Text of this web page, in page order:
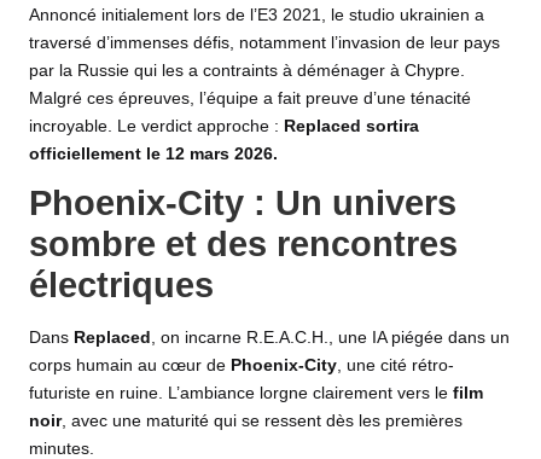
Annoncé initialement lors de l’E3 2021, le studio ukrainien a
traversé d’immenses défis, notamment l’invasion de leur pays
par la Russie qui les a contraints à déménager à Chypre.
Malgré ces épreuves, l’équipe a fait preuve d’une ténacité
incroyable. Le verdict approche : Replaced sortira
officiellement le 12 mars 2026.
Phoenix-City : Un univers
sombre et des rencontres
électriques
Dans Replaced , on incarne R.E.A.C.H., une IA piégée dans un
corps humain au cœur de Phoenix-City , une cité rétro-
futuriste en ruine. L’ambiance lorgne clairement vers le film
noir, avec une maturité qui se ressent dès les premières
minutes.